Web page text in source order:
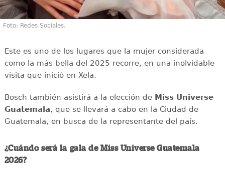
Foto: Redes Sociales.
Este es uno de los lugares que la mujer considerada
como la más bella del 2025 recorre, en una inolvidable
visita que inició en Xela.
Bosch también asistirá a la elección deMiss Universe
Guatemala, que se llevará a cabo en la Ciudad de
Guatemala, en busca de la representante del país.
¿Cuándo será la gala de Miss Universe Guatemala
2026?